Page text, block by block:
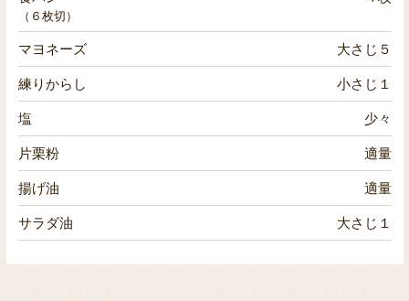
（６枚切）
マヨネーズ 大さじ５
練りからし 小さじ１
塩 少々
片栗粉 適量
揚げ油 適量
サラダ油 大さじ１